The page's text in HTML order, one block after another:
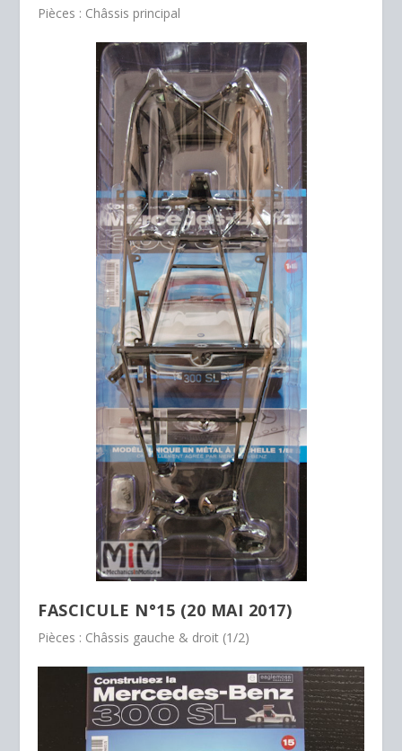
Pièces : Châssis principal
FASCICULE N°15 (20 MAI 2017)
Pièces : Châssis gauche & droit (1/2)